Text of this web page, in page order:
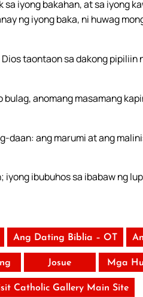
iyong bakahan, at sa iyong
ng iyong baka, ni huwag
taontaon sa dakong pipiliin
anomang masamang
daan: ang marumi at ang
iyong ibubuhos sa ibabaw ng
Ang Dating Biblia – OT
Josue Mga
Catholic Gallery Main Site